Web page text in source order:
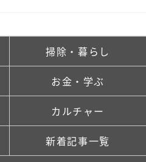
掃除・暮らし
お金・学ぶ
カルチャー
新着記事一覧